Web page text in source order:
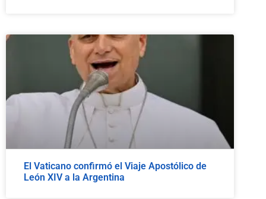
El Vaticano confirmó el Viaje Apostólico de
León XIV a la Argentina